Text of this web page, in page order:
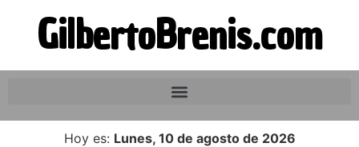
GilbertoBrenis.com
Hoy es: Lunes, 10 de agosto de 2026